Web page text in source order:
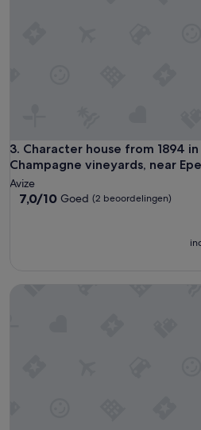
3. Character house from 1894
Champagne vineyards, near
Character house from 1894 in
Avize
7.0
7,0/10 Goed (2 beoordelingen)